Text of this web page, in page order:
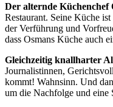
Der alternde Küchenchef
Restaurant. Seine Küche
der Verführung und
dass Osmans Küche auch
Gleichzeitig knallharter
Journalistinnen,
kommt! Wahnsinn. Und
um die Nachfolge und eine